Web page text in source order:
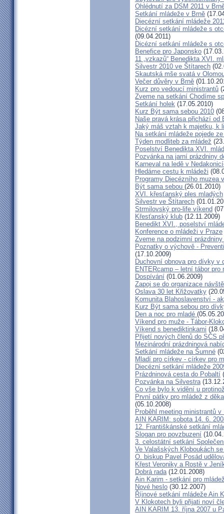
Ohlédnutí za DSM 2011 v
Setkání mládeže v Brně
Diecézní setkání mládeže
Dicézní setkání mládeže s
(09.04.2011)
Dicézní setkání mládeže s
Benefice pro Japonsko
11 „vzkazů“ Benedikta XVI.
Silvestr 2010 ve Štítarech
Skautská mše svatá v
Večer důvěry v Brně
Kurz pro vedoucí ministrantů
Zveme na setkání Chodíme
Setkání holek (17.05.2010)
Kurz Být sama sebou 2010
Naše pravá krása přichází od
Jaký máš vztah k majetku, k
Na setkání mládeže pojede
Týden modliteb za mládež
Poselství Benedikta XVI.
Pozvánka na jarní prázdniny
Karneval na ledě v
Hledáme cestu k mládeži
Programy Diecézního muzea
Být sama sebou (26.01.2010)
XVI. křesťanský ples mladých
Silvestr ve Štítarech
Strmilovský pro-life víkend
Křesťanský klub (12.11.2009)
Benedikt XVI., poselství
Konference o mládeži v Praze
Zveme na podzimní
Poznatky o výchově -
(17.10.2009)
Duchovní obnova pro dívky v
ENTERcamp – letní tábor pro
Dospívání (01.06.2009)
Zapoj se do organizace
Oslava 30 let Křižovatky
Komunita Blahoslavenství -
Kurz Být sama sebou pro
Den a noc pro mladé
Víkend pro muže - Tábor-
Víkend s benediktinkami
Přijetí nových členů do SČS
Mezinárodní prázdninová
Setkání mládeže na Šumné
Mladí pro církev - církev pro
Diecézní setkání mládeže
Prázdninová cesta do Pobaltí
Pozvánka na Silvestra
Co vše bylo k vidění u
První pátky pro mládež z
(05.10.2008)
Proběhl meeting ministrantů
AIN KARIM: sobota 14. 6.
12. Františkánské setkání
Slogan pro povzbuzení
3. celostátní setkání
Ve Valašských Kloboukách
O. biskup Pavel Posád
Křest Veroniky a Rostě v
Dobrá rada(12.01.2008)
Ain Karim - setkání pro
Nové heslo (30.12.2007)
Říjnové setkání mládeže Ain
V Klokotech byli přijati noví
AIN KARIM 13. října 2007 u